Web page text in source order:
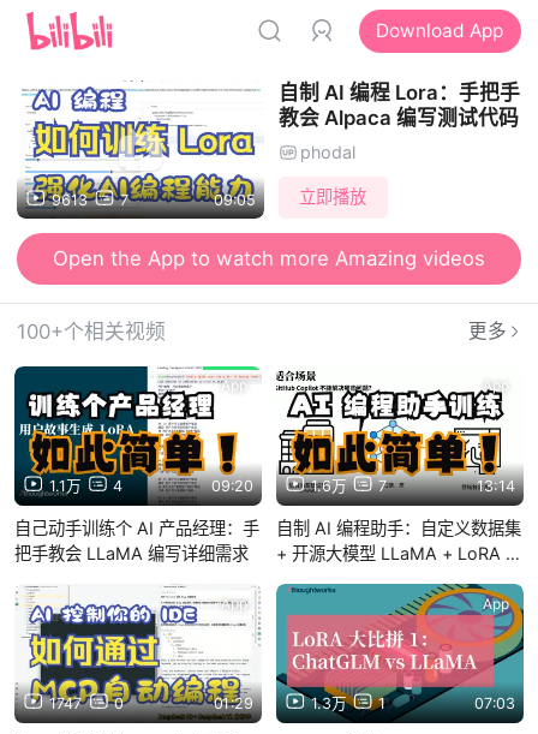
Download App
9613 7 09:05
自制 AI 编程 Lora：手把手
教会 Alpaca 编写测试代码
phodal
立即播放
Open the App to watch more Amazing videos
100+个相关视频 更多
1.1万 4 09:20
App
自己动手训练个 AI 产品经理：手
把手教会 LLaMA 编写详细需求
1.6万 7 13:14
App
自制 AI 编程助手：自定义数据集
+ 开源大模型 LLaMA + LoRA 训
1747 0 01:29
App
1.3万 1 07:03
App